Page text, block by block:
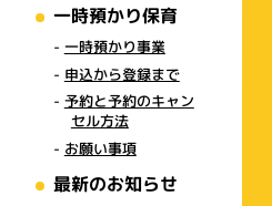
一時預かり保育
一時預かり事業
申込から登録まで
予約と予約のキャン
セル方法
お願い事項
最新のお知らせ